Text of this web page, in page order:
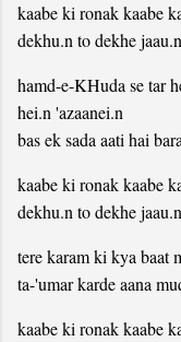
kaabe ki ronak kaabe
dekhu.n to dekhe
hamd-e-KHuda se tar
hei.n 'azaanei.n
bas ek sada aati hai
kaabe ki ronak kaabe
dekhu.n to dekhe
tere karam ki kya baat
ta-'umar karde aana
kaabe ki ronak kaabe